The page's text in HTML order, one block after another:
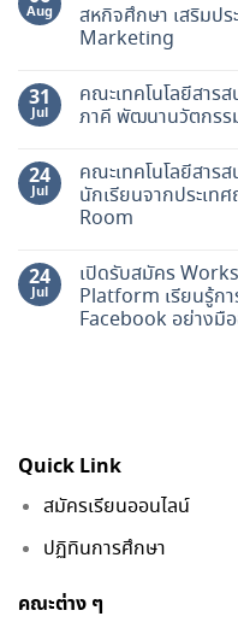
Aug
สหกิจศึกษา เสริมป
Marketing
31
Jul
คณะเทคโนโลยีสาร
ภาคี พัฒนานวัตกรร
24
Jul
คณะเทคโนโลยีสาร
นักเรียนจากประเ
Room
24
Jul
เปิดรับสมัคร
Platform เรียนรู้ก
Facebook อย่างมื
Quick Link
สมัครเรียนออนไลน์
ปฏิทินการศึกษา
คณะต่าง ๆ